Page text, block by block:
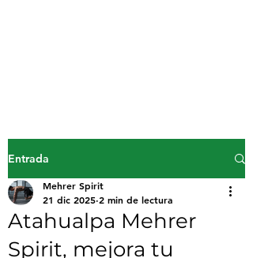
Entrada
Atahualpa Mehrer
Spirit, mejora tu
Mehrer Spirit
21 dic 2025 2 min de lectura